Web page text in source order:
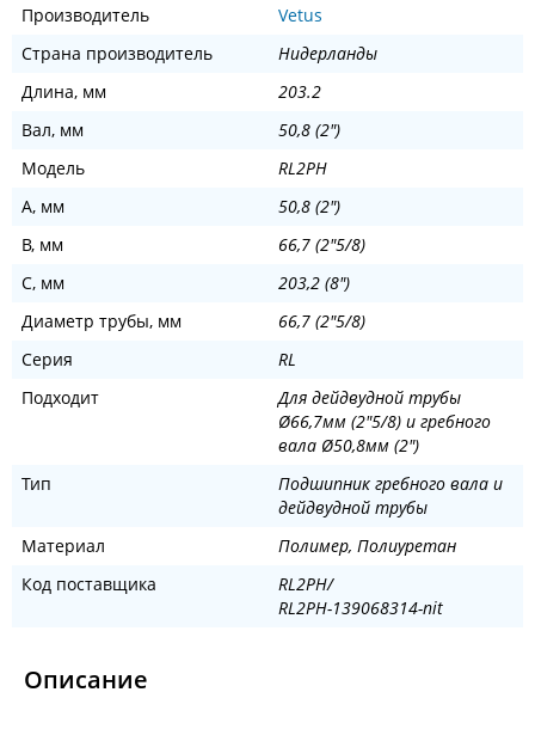
Производитель
Vetus
Страна производитель
Нидерланды
Длина, мм
203.2
Вал, мм
50,8 (2")
Модель
RL2PH
A, мм
50,8 (2")
B, мм
66,7 (2"5/8)
C, мм
203,2 (8")
Диаметр трубы, мм
66,7 (2"5/8)
Серия
RL
Подходит
Для дейдвудной трубы
Ø66,7мм (2"5/8) и гребного
вала Ø50,8мм (2")
Тип
Подшипник гребного вала и
дейдвудной трубы
Материал
Полимер, Полиуретан
Код поставщика
RL2PH/
RL2PH-139068314-nit
Описание